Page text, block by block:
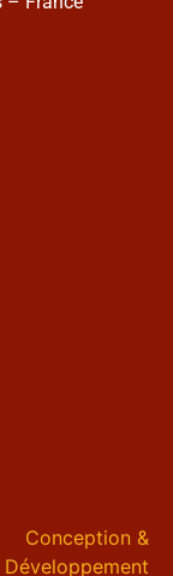
Conception &
Développement